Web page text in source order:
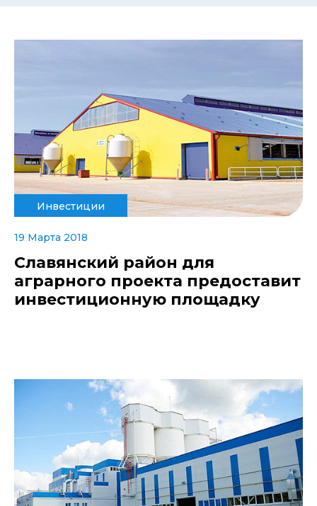
Инвестиции
19 Марта 2018
Славянский район для
аграрного проекта предоставит
инвестиционную площадку